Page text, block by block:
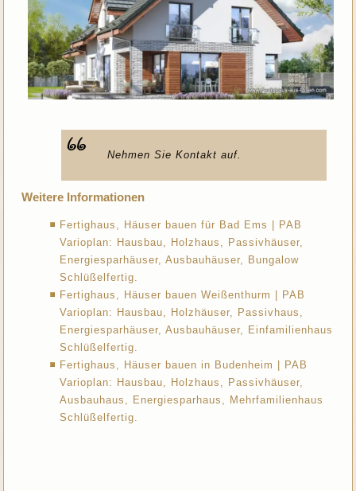
Nehmen Sie Kontakt auf.
Weitere Informationen
Fertighaus, Häuser bauen für Bad Ems | PAB
Varioplan: Hausbau, Holzhaus, Passivhäuser,
Energiesparhäuser, Ausbauhäuser, Bungalow
Schlüßelfertig.
Fertighaus, Häuser bauen Weißenthurm | PAB
Varioplan: Hausbau, Holzhäuser, Passivhaus,
Energiesparhäuser, Ausbauhäuser, Einfamilienhaus
Schlüßelfertig.
Fertighaus, Häuser bauen in Budenheim | PAB
Varioplan: Hausbau, Holzhaus, Passivhäuser,
Ausbauhaus, Energiesparhaus, Mehrfamilienhaus
Schlüßelfertig.